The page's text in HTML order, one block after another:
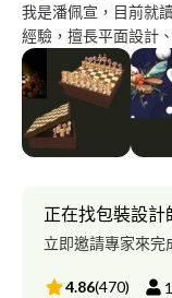
我是潘佩宣，目前就
經驗，擅長平面設計
計等，熟悉Adobe
編工作經歷一年，期
樂於及善於團隊合作
業等，在專題製作負
於設計行業有極大的
正在找包裝設計
立即邀請專家來完
4.86(470)